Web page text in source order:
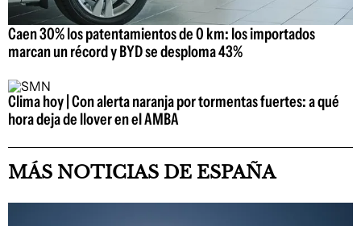
Caen 30% los patentamientos de 0 km: los importados
marcan un récord y BYD se desploma 43%
Clima hoy | Con alerta naranja por tormentas fuertes: a qué
hora deja de llover en el AMBA
MÁS NOTICIAS DE ESPAÑA